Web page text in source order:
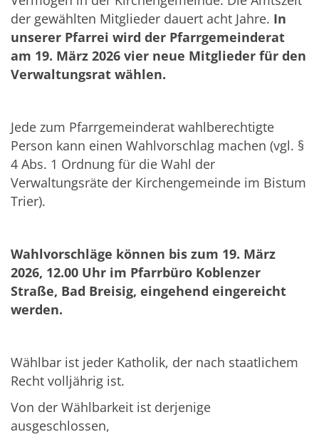
der gewählten Mitglieder dauert acht Jahre. In
unserer Pfarrei wird der Pfarrgemeinderat
am 19. März 2026 vier neue Mitglieder für den
Verwaltungsrat wählen.
Jede zum Pfarrgemeinderat wahlberechtigte
Person kann einen Wahlvorschlag machen (vgl. §
4 Abs. 1 Ordnung für die Wahl der
Verwaltungsräte der Kirchengemeinde im Bistum
Trier).
Wahlvorschläge können bis zum 19. März
2026, 12.00 Uhr im Pfarrbüro Koblenzer
Straße, Bad Breisig, eingehend eingereicht
werden.
Wählbar ist jeder Katholik, der nach staatlichem
Recht volljährig ist.
Von der Wählbarkeit ist derjenige
ausgeschlossen,